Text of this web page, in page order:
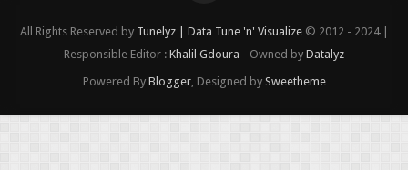
All Rights Reserved by Tunelyz | Data Tune 'n' Visualize© 2012 - 2024 |
Responsible Editor : Khalil Gdoura - Owned by Datalyz
Powered By Blogger, Designed by Sweetheme